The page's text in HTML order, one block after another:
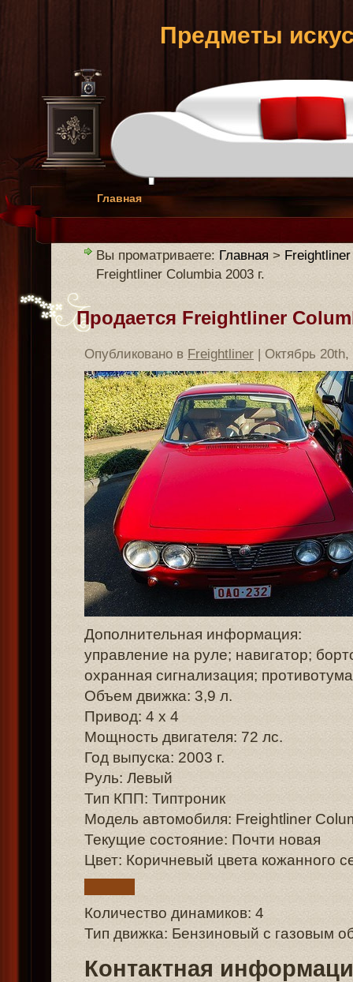
Предметы
Главная
Вы проматриваете: Главная > Freightliner
Freightliner Columbia 2003 г.
Продается Freightliner
Опубликовано в Freightliner | Октябрь 20th,
Дополнительная информация:
управление на руле; навигатор;
охранная сигнализация;
Объем движка: 3,9 л.
Привод: 4 x 4
Мощность двигателя: 72 лс.
Год выпуска: 2003 г.
Руль: Левый
Тип КПП: Типтроник
Модель автомобиля: Freightliner
Текущие состояние: Почти новая
Цвет: Коричневый цвета кожанного
Количество динамиков: 4
Тип движка: Бензиновый с газовым
Контактная